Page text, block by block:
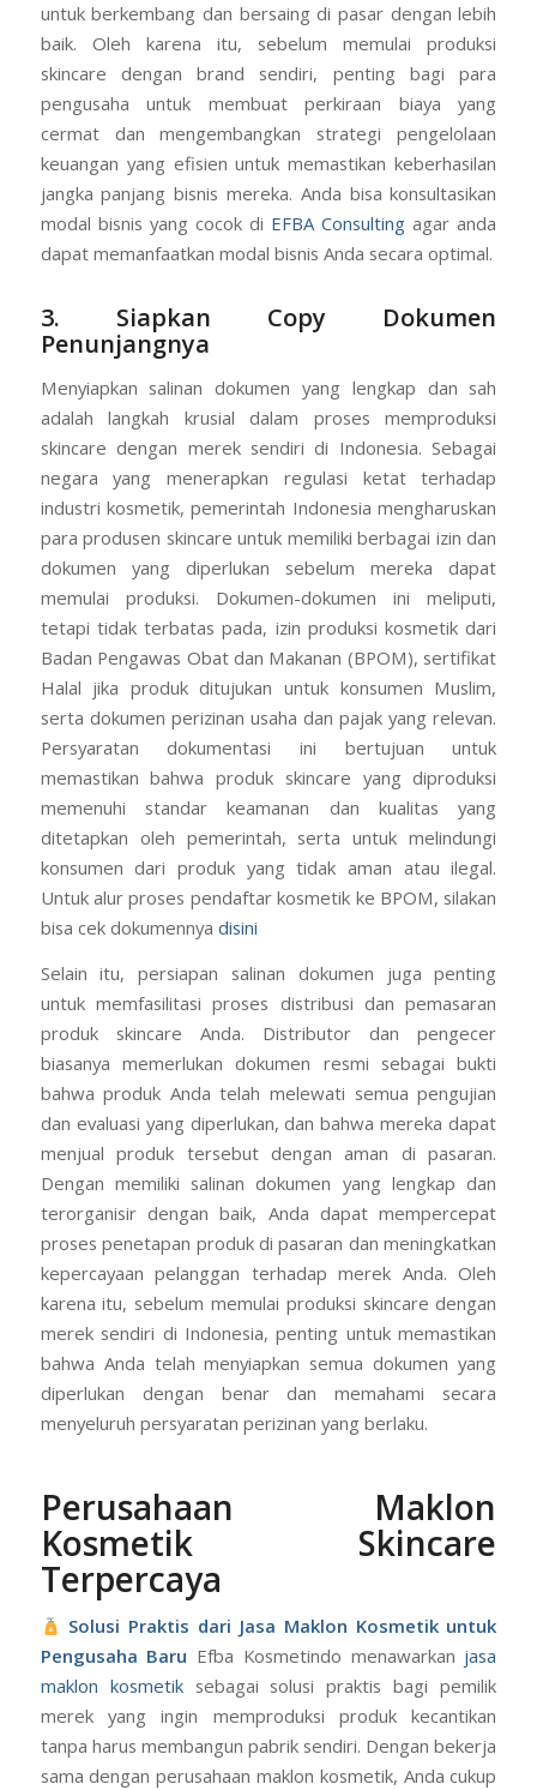
untuk berkembang dan bersaing di pasar dengan lebih
baik. Oleh karena itu, sebelum memulai produksi
skincare dengan brand sendiri, penting bagi para
pengusaha untuk membuat perkiraan biaya yang
cermat dan mengembangkan strategi pengelolaan
keuangan yang efisien untuk memastikan keberhasilan
jangka panjang bisnis mereka. Anda bisa konsultasikan
modal bisnis yang cocok di EFBA Consulting agar anda
dapat memanfaatkan modal bisnis Anda secara optimal.
3. Siapkan Copy Dokumen
Penunjangnya
Menyiapkan salinan dokumen yang lengkap dan sah
adalah langkah krusial dalam proses memproduksi
skincare dengan merek sendiri di Indonesia. Sebagai
negara yang menerapkan regulasi ketat terhadap
industri kosmetik, pemerintah Indonesia mengharuskan
para produsen skincare untuk memiliki berbagai izin dan
dokumen yang diperlukan sebelum mereka dapat
memulai produksi. Dokumen-dokumen ini meliputi,
tetapi tidak terbatas pada, izin produksi kosmetik dari
Badan Pengawas Obat dan Makanan (BPOM), sertifikat
Halal jika produk ditujukan untuk konsumen Muslim,
serta dokumen perizinan usaha dan pajak yang relevan.
Persyaratan dokumentasi ini bertujuan untuk
memastikan bahwa produk skincare yang diproduksi
memenuhi standar keamanan dan kualitas yang
ditetapkan oleh pemerintah, serta untuk melindungi
konsumen dari produk yang tidak aman atau ilegal.
Untuk alur proses pendaftar kosmetik ke BPOM, silakan
bisa cek dokumennya disini
Selain itu, persiapan salinan dokumen juga penting
untuk memfasilitasi proses distribusi dan pemasaran
produk skincare Anda. Distributor dan pengecer
biasanya memerlukan dokumen resmi sebagai bukti
bahwa produk Anda telah melewati semua pengujian
dan evaluasi yang diperlukan, dan bahwa mereka dapat
menjual produk tersebut dengan aman di pasaran.
Dengan memiliki salinan dokumen yang lengkap dan
terorganisir dengan baik, Anda dapat mempercepat
proses penetapan produk di pasaran dan meningkatkan
kepercayaan pelanggan terhadap merek Anda. Oleh
karena itu, sebelum memulai produksi skincare dengan
merek sendiri di Indonesia, penting untuk memastikan
bahwa Anda telah menyiapkan semua dokumen yang
diperlukan dengan benar dan memahami secara
menyeluruh persyaratan perizinan yang berlaku.
Perusahaan Maklon
Kosmetik Skincare
Terpercaya
Solusi Praktis dari Jasa Maklon Kosmetik untuk
Pengusaha Baru Efba Kosmetindo menawarkan jasa
maklon kosmetiksebagai solusi praktis bagi pemilik
merek yang ingin memproduksi produk kecantikan
tanpa harus membangun pabrik sendiri. Dengan bekerja
sama dengan perusahaan maklon kosmetik, Anda cukup